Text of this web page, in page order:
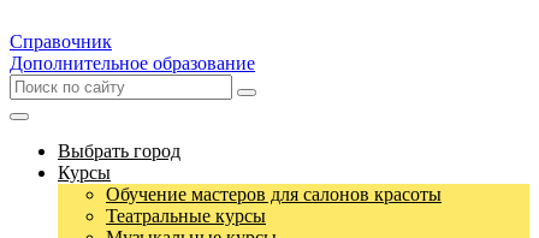
Справочник
Дополнительное образование
Выбрать город
Курсы
Обучение мастеров для салонов красоты
Театральные курсы